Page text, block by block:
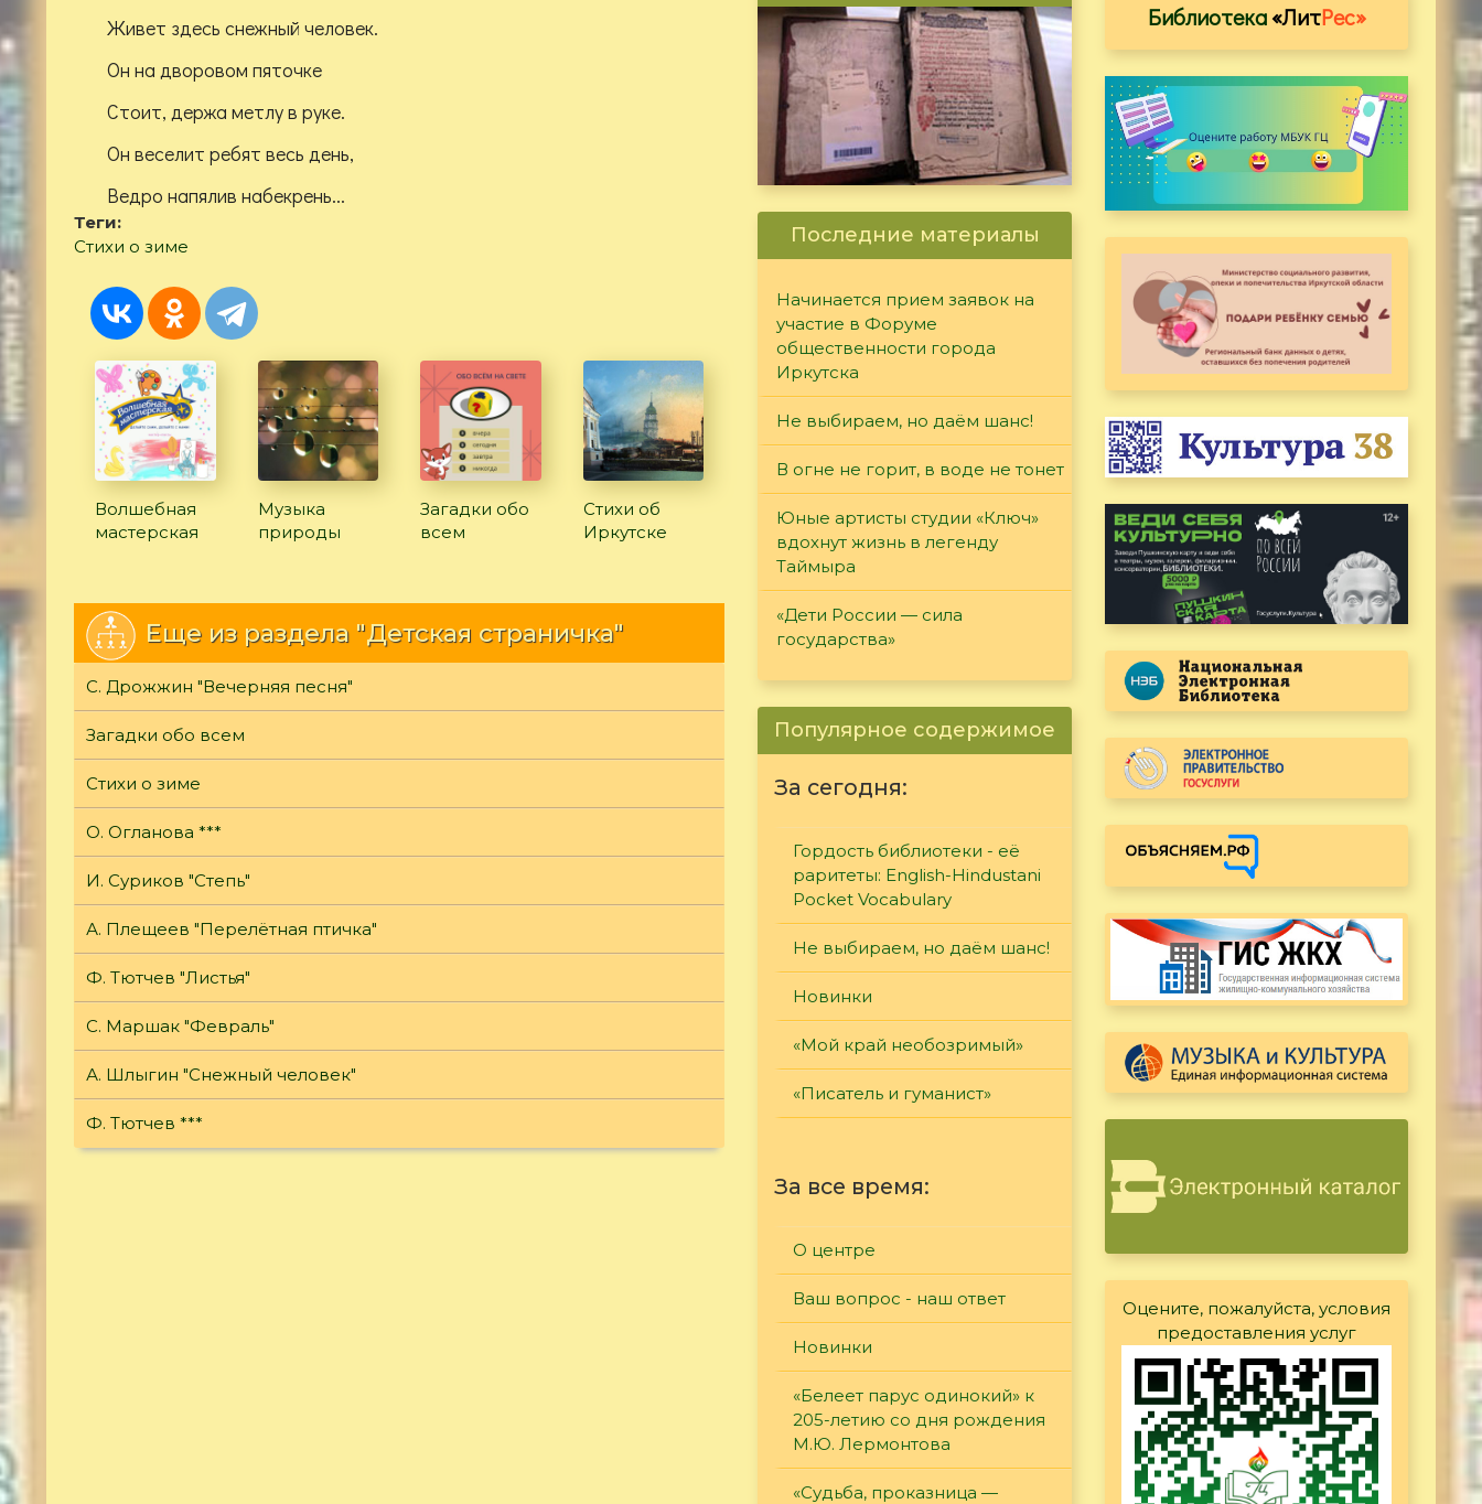
Живет здесь снежный человек.
Он на дворовом пяточке
Стоит, держа метлу в руке.
Он веселит ребят весь день,
Ведро напялив набекрень...
Теги:
Стихи о зиме
Волшебная
мастерская
Музыка
природы
Загадки обо
всем
Стихи об
Иркутске
Еще из раздела "Детская страничка"
С. Дрожжин "Вечерняя песня"
Загадки обо всем
Стихи о зиме
О. Огланова ***
И. Суриков "Степь"
А. Плещеев "Перелётная птичка"
Ф. Тютчев "Листья"
С. Маршак "Февраль"
А. Шлыгин "Снежный человек"
Ф. Тютчев ***
Последние материалы
Начинается прием заявок на
участие в Форуме
общественности города
Иркутска
Не выбираем, но даём шанс!
В огне не горит, в воде не тонет
Юные артисты студии «Ключ»
вдохнут жизнь в легенду
Таймыра
«Дети России — сила
государства»
Популярное содержимое
За сегодня:
Гордость библиотеки - её
раритеты: English-Hindustani
Pocket Vocabulary
Не выбираем, но даём шанс!
Новинки
«Мой край необозримый»
«Писатель и гуманист»
За все время:
О центре
Ваш вопрос - наш ответ
Новинки
«Белеет парус одинокий» к
205-летию со дня рождения
М.Ю. Лермонтова
«Судьба, проказница —
Библиотека«ЛитРес»
Оцените, пожалуйста, условия
предоставления услуг